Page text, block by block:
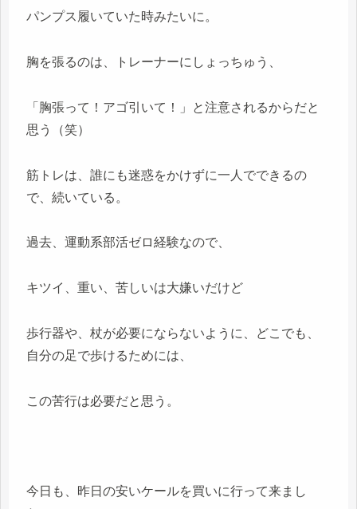
パンプス履いていた時みたいに。
胸を張るのは、トレーナーにしょっちゅう、
「胸張って！アゴ引いて！」と注意されるからだと
思う（笑）
筋トレは、誰にも迷惑をかけずに一人でできるの
で、続いている。
過去、運動系部活ゼロ経験なので、
キツイ、重い、苦しいは大嫌いだけど
歩行器や、杖が必要にならないように、どこでも、
自分の足で歩けるためには、
この苦行は必要だと思う。
今日も、昨日の安いケールを買いに行って来まし